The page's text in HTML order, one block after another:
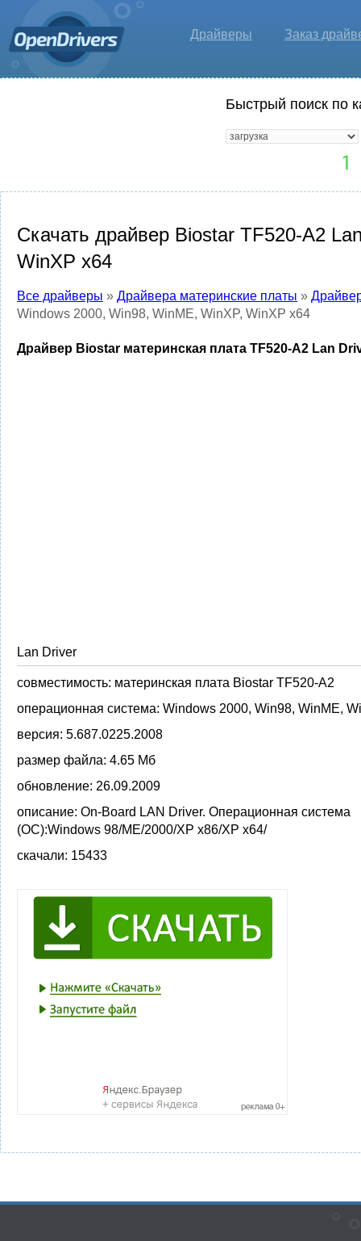
Драйверы Заказ
Быстрый поиск по
Скачать драйвер Biostar TF520-A2
WinXP x64
Все драйверы » Драйвера материнские платы »
Windows 2000, Win98, WinME, WinXP, WinXP x64
Драйвер Biostar материнская плата TF520-A2 Lan
Lan Driver
совместимость: материнская плата Biostar TF520-A2
операционная система: Windows 2000, Win98, WinME,
версия: 5.687.0225.2008
размер файла: 4.65 Мб
обновление: 26.09.2009
описание: On-Board LAN Driver. Операционная система
(ОС):Windows 98/ME/2000/XP x86/XP x64/
скачали: 15433